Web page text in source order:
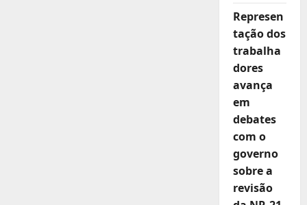
Represen
tação dos
trabalha
dores
avança
em
debates
com o
governo
sobre a
revisão